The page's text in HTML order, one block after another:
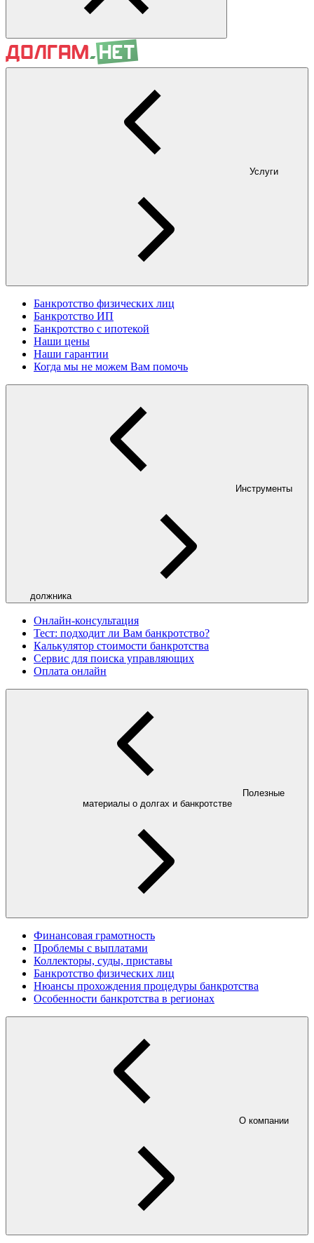
Услуги
Банкротство физических лиц
Банкротство ИП
Банкротство с ипотекой
Наши цены
Наши гарантии
Когда мы не можем Вам помочь
Инструменты
должника
Онлайн-консультация
Тест: подходит ли Вам банкротство?
Калькулятор стоимости банкротства
Сервис для поиска управляющих
Оплата онлайн
Полезные
материалы о долгах и банкротстве
Финансовая грамотность
Проблемы с выплатами
Коллекторы, суды, приставы
Банкротство физических лиц
Нюансы прохождения процедуры банкротства
Особенности банкротства в регионах
О компании